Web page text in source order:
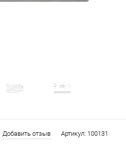
Добавить отзыв Артикул: 100131